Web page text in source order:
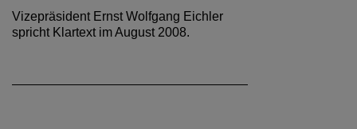
Vizepräsident Ernst Wolfgang Eichler
spricht Klartext im August 2008.